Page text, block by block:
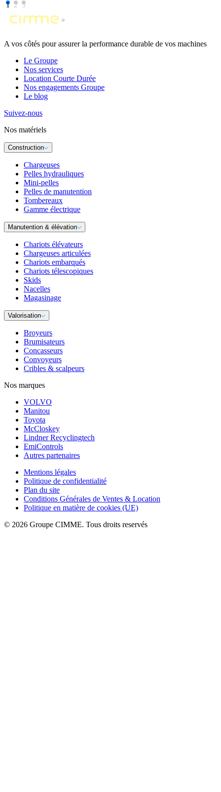
1 2 3
A vos côtés pour assurer la performance durable de vos machines
Le Groupe
Nos services
Location Courte Durée
Nos engagements Groupe
Le blog
Suivez-nous
Nos matériels
Construction
Chargeuses
Pelles hydrauliques
Mini-pelles
Pelles de manutention
Tombereaux
Gamme électrique
Manutention & élévation
Chariots élévateurs
Chargeuses articulées
Chariots embarqués
Chariots télescopiques
Skids
Nacelles
Magasinage
Valorisation
Broyeurs
Brumisateurs
Concasseurs
Convoyeurs
Cribles & scalpeurs
Nos marques
VOLVO
Manitou
Toyota
McCloskey
Lindner Recyclingtech
EmiControls
Autres partenaires
Mentions légales
Politique de confidentialité
Plan du site
Conditions Générales de Ventes & Location
Politique en matière de cookies (UE)
© 2026 Groupe CIMME. Tous droits reservés